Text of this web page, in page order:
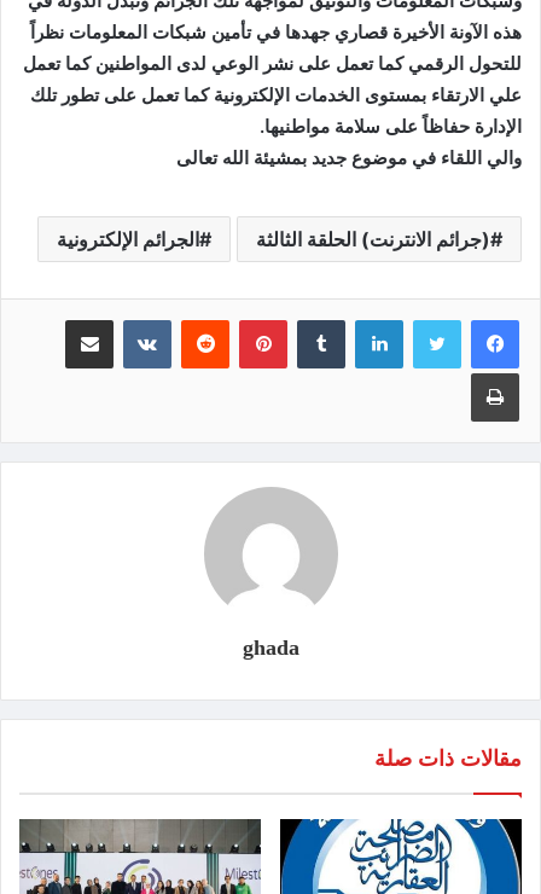
هذه الآونة الأخيرة قصاري جهدها في تأمين شبكات المعلومات نظراً
للتحول الرقمي كما تعمل على نشر الوعي لدى المواطنين كما تعمل
علي الارتقاء بمستوى الخدمات الإلكترونية كما تعمل على تطور تلك
الإدارة حفاظاً على سلامة مواطنيها.
والي اللقاء في موضوع جديد بمشيئة الله تعالى
(جرائم الانترنت) الحلقة الثالثة الجرائم الإلكترونية
لينكدإن بينتيريست
ghada
مقالات ذات صلة